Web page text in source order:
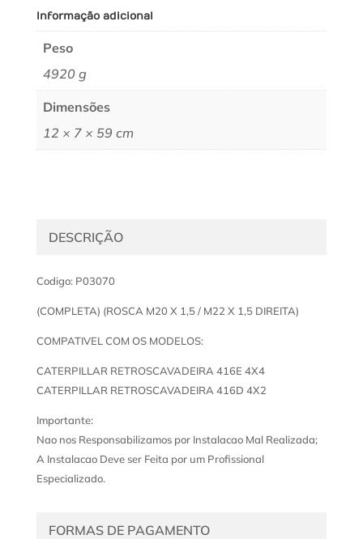
Informação adicional
Peso
4920 g
Dimensões
12 × 7 × 59 cm
DESCRIÇÃO
Codigo: P03070
(COMPLETA) (ROSCA M20 X 1,5 / M22 X 1,5 DIREITA)
COMPATIVEL COM OS MODELOS:
CATERPILLAR RETROSCAVADEIRA 416E 4X4
CATERPILLAR RETROSCAVADEIRA 416D 4X2
Importante:
Nao nos Responsabilizamos por Instalacao Mal Realizada;
A Instalacao Deve ser Feita por um Profissional
Especializado.
FORMAS DE PAGAMENTO